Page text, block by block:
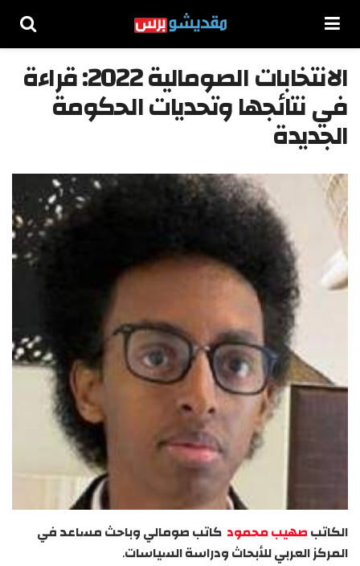
الانتخابات الصومالية 2022: قراءة
في نتائجها وتحديات الحكومة
الجديدة
الكاتبصهيب محمود كاتب صومالي وباحث مساعد في
المركز العربي للأبحاث ودراسة السياسات.